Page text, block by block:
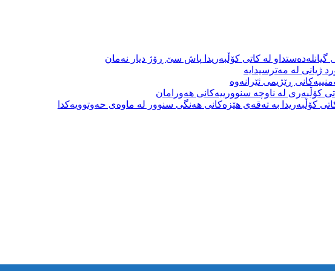
لە کاتی کۆڵبەریدا پاش سێ ڕۆژ دیار نەمان
ژیانی لە مەترسیدایە
ڕێژیمی ئێرانەوە
کۆڵبەری لە ناوچە سنوورییەکانی هەورامان
کۆڵبەریدا بە تەقەی هێزەکانی هەنگی سنوور لە ماوەی حەوتوویەکدا